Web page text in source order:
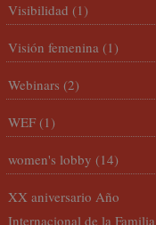
Visibilidad (1)
Visión femenina (1)
Webinars (2)
WEF (1)
women's lobby (14)
XX aniversario Año
Internacional de la Familia